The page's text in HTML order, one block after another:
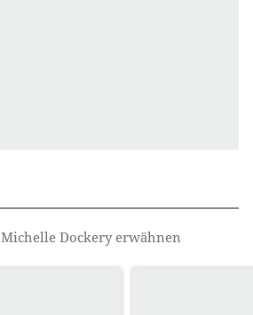
Michelle Dockeryerwähnen